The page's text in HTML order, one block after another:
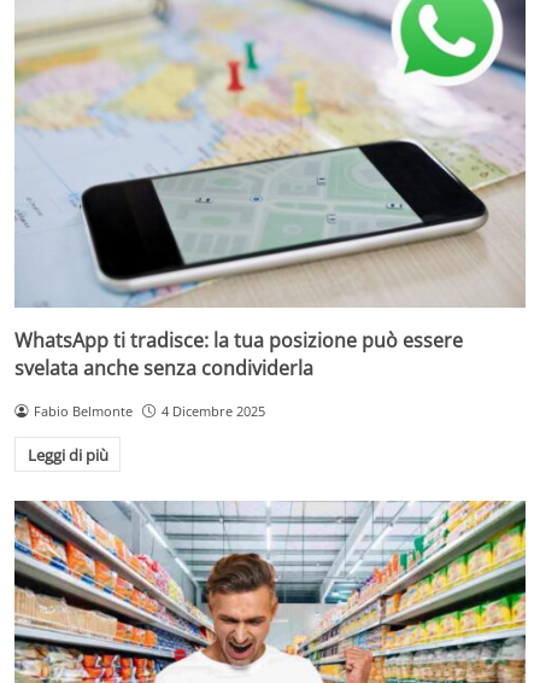
WhatsApp ti tradisce: la tua posizione può essere
svelata anche senza condividerla
Fabio Belmonte 4 Dicembre 2025
Leggi di più